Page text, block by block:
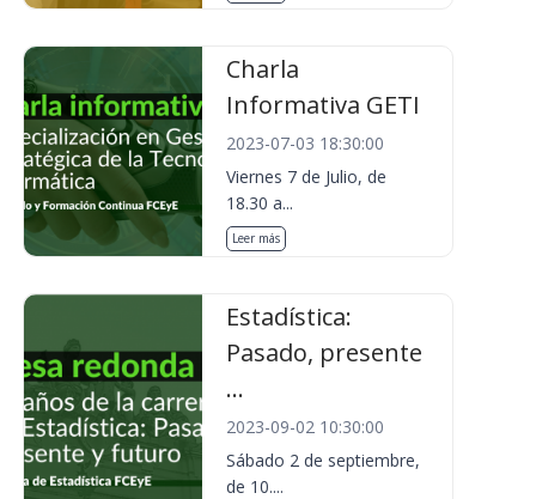
Charla
Informativa GETI
2023-07-03 18:30:00
Viernes 7 de Julio, de
18.30 a...
Leer más
Estadística:
Pasado, presente
...
2023-09-02 10:30:00
Sábado 2 de septiembre,
de 10....